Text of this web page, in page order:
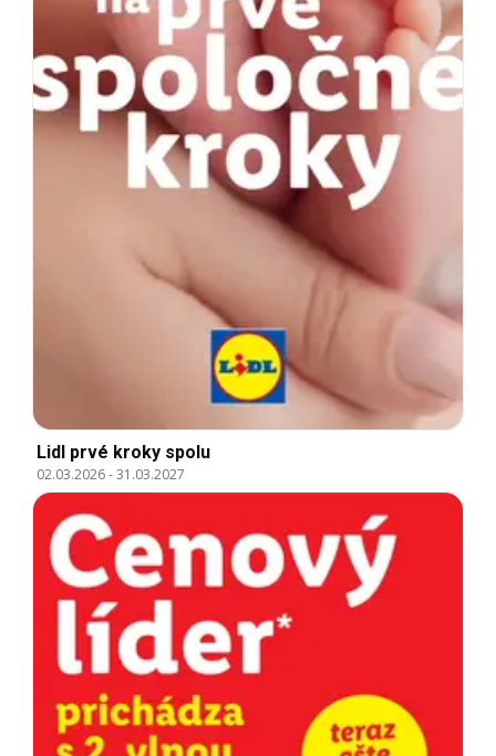
Lidl prvé kroky spolu
02.03.2026-31.03.2027